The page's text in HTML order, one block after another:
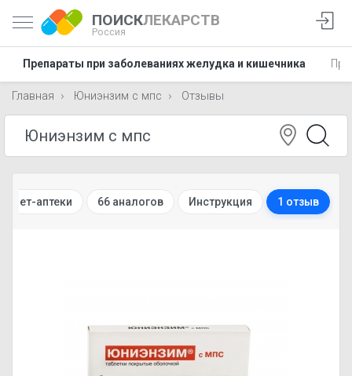
ПОИСКЛЕКАРСТВ
Россия
Препараты при заболеваниях желудка и кишечника
Главная Юниэнзим с мпс Отзывы
аптеки 66 аналогов Инструкция 1 отзыв